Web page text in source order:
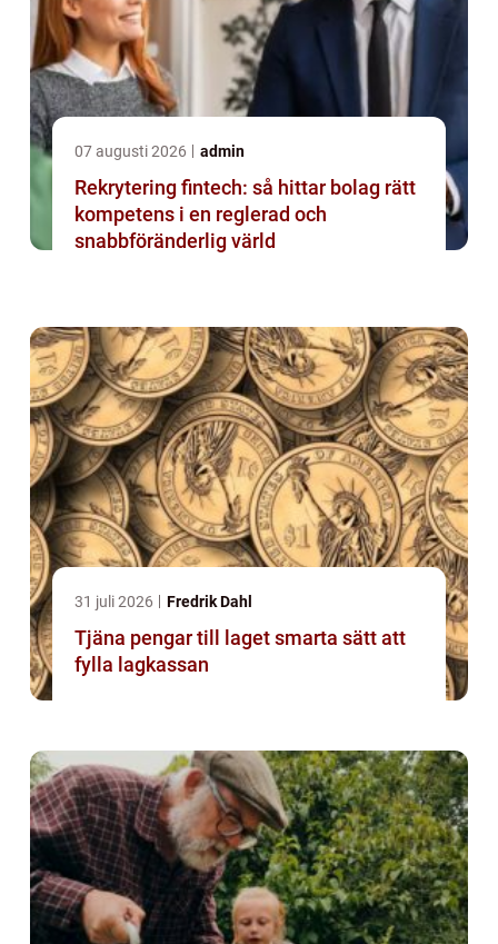
07 augusti 2026 admin
Rekrytering fintech: så hittar bolag rätt
kompetens i en reglerad och
snabbföränderlig värld
31 juli 2026 Fredrik Dahl
Tjäna pengar till laget smarta sätt att
fylla lagkassan